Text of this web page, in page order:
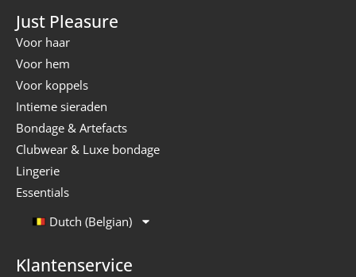
Just Pleasure
Voor haar
Voor hem
Voor koppels
Intieme sieraden
Bondage & Artefacts
Clubwear & Luxe bondage
Lingerie
Essentials
Dutch (Belgian)
Klantenservice